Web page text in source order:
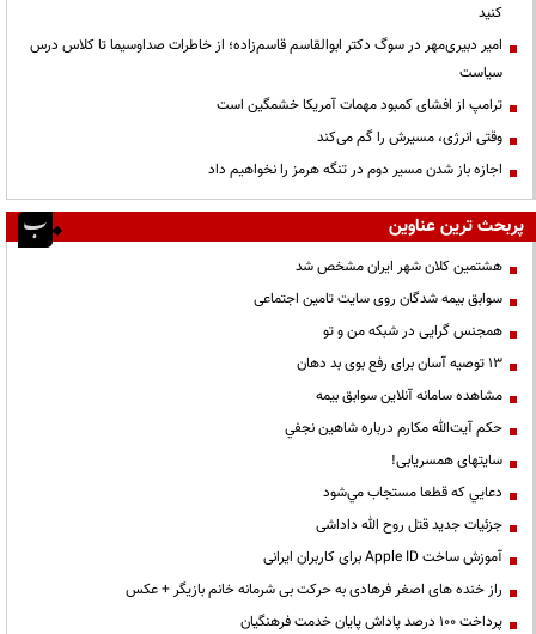
کنید
امیر دبیری‌مهر در سوگ دکتر ابوالقاسم قاسم‌زاده؛ از خاطرات صداوسیما تا کلاس درس
سیاست
ترامپ از افشای کمبود مهمات آمریکا خشمگین است
وقتی انرژی، مسیرش را گم می‌کند
اجازه باز شدن مسیر دوم در تنگه هرمز را نخواهیم داد
پربحث ترین عناوین
هشتمین کلان شهر ایران مشخص شد
سوابق بیمه شدگان روی سایت تامین اجتماعی
همجنس گرایی در شبکه من و تو
13 توصیه آسان برای رفع بوی بد دهان
مشاهده سامانه آنلاين سوابق بیمه
حكم آيت‌الله مكارم درباره شاهين نجفي
سایتهای همسریابی!
دعايي كه قطعا مستجاب مي‌شود
جزئیات جدید قتل روح الله داداشی
آموزش ساخت Apple ID برای کاربران ایرانی
راز خنده های اصغر فرهادی به حرکت بی شرمانه خانم بازیگر + عکس
پرداخت ۱۰۰ درصد پاداش پایان خدمت فرهنگیان